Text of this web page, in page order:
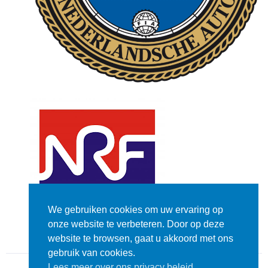
We gebruiken cookies om uw ervaring op
onze website te verbeteren. Door op deze
website te browsen, gaat u akkoord met ons
gebruik van cookies.